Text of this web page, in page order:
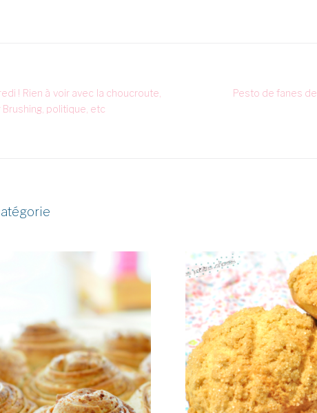
! Rien à voir avec la choucroute,
Brushing, politique, etc
Pesto de fanes